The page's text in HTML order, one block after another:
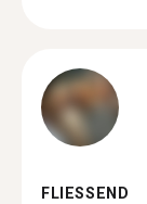
FLIESSEND